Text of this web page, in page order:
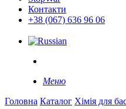
Контакти
‎+38 (067) 636 96 06
Меню
Головна Каталог Хімія для